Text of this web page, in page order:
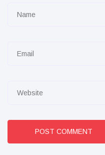
POST COMMENT